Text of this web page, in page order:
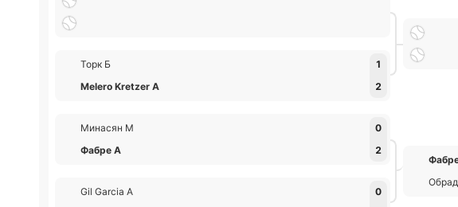
Торк Б
1
Melero Kretzer А
2
Минасян М
0
Фабре А
2
Gil Garcia А
0